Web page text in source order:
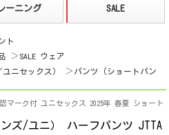
ト
SALE ウェア
ニセックス）
パンツ（ショートパン
認マーク付 ユニセックス 2025年 春夏 ショート
ズ/ユニ） ハーフパンツ JTTA